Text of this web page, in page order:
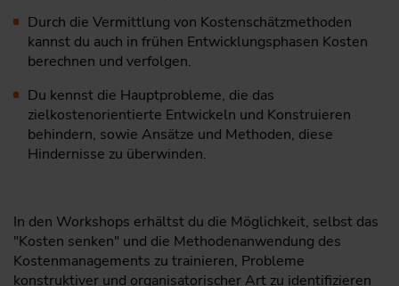
Durch die Vermittlung von Kostenschätzmethoden
kannst du auch in frühen Entwicklungsphasen Kosten
berechnen und verfolgen.
Du kennst die Hauptprobleme, die das
zielkostenorientierte Entwickeln und Konstruieren
behindern, sowie Ansätze und Methoden, diese
Hindernisse zu überwinden.
In den Workshops erhältst du die Möglichkeit, selbst das
"Kosten senken" und die Methodenanwendung des
Kostenmanagements zu trainieren, Probleme
konstruktiver und organisatorischer Art zu identifizieren